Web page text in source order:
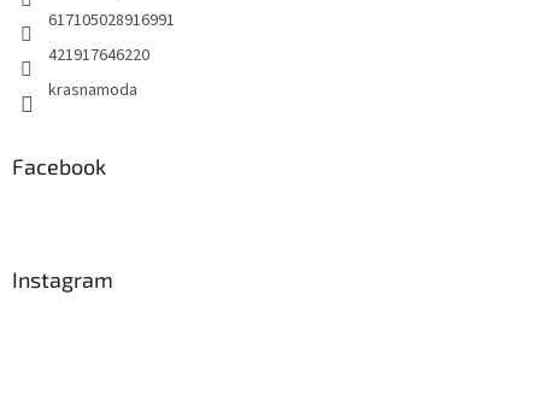
617105028916991
421917646220
krasnamoda
Facebook
Instagram